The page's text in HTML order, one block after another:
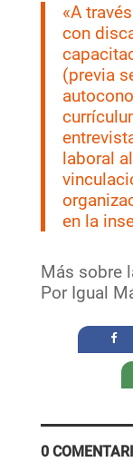
«A
con
(previa
laboral
en la
Más sobre
Por Igual
0